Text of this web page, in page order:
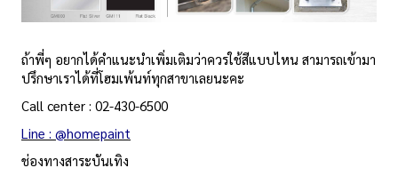
ถ้าพี่ๆ อยากได้คำแนะนำเพิ่มเติมว่าควรใช้สีแบบไหน สามารถเข้ามา
ปรึกษาเราได้ที่โฮมเพ้นท์ทุกสาขาเลยนะคะ
Call center : 02-430-6500
Line : @homepaint
ช่องทางสาระบันเทิง